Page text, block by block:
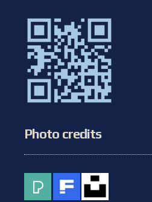
Photo credits